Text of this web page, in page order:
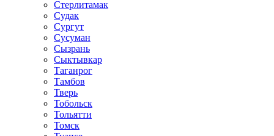
Стерлитамак
Судак
Сургут
Сусуман
Сызрань
Сыктывкар
Таганрог
Тамбов
Тверь
Тобольск
Тольятти
Томск